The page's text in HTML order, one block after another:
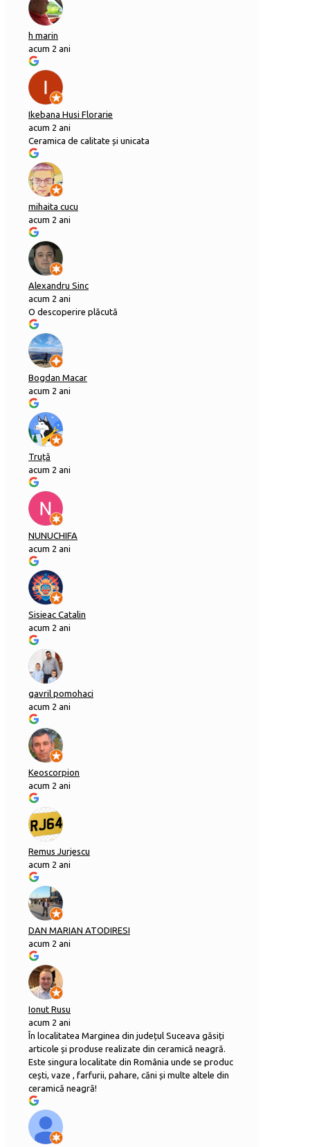
h marin
acum 2 ani
Ikebana Husi Florarie
acum 2 ani
Ceramica de calitate și unicata
mihaita cucu
acum 2 ani
Alexandru Sinc
acum 2 ani
O descoperire plăcută
Bogdan Macar
acum 2 ani
Truță
acum 2 ani
NUNUCHIFA
acum 2 ani
Sisieac Catalin
acum 2 ani
gavril pomohaci
acum 2 ani
Keoscorpion
acum 2 ani
Remus Jurjescu
acum 2 ani
DAN MARIAN ATODIRESI
acum 2 ani
Ionut Rusu
acum 2 ani
În localitatea Marginea din județul Suceava găsiți
articole și produse realizate din ceramică neagră.
Este singura localitate din România unde se produc
cești, vaze , farfurii, pahare, căni și multe altele din
ceramică neagră!